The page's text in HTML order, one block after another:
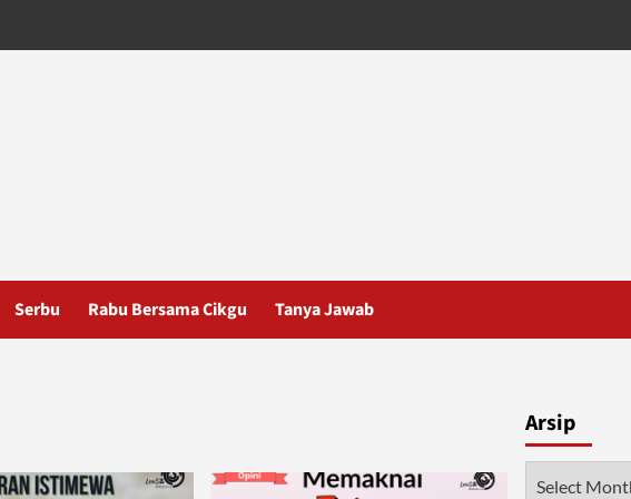
Serbu Rabu Bersama Cikgu Tanya Jawab
Arsip